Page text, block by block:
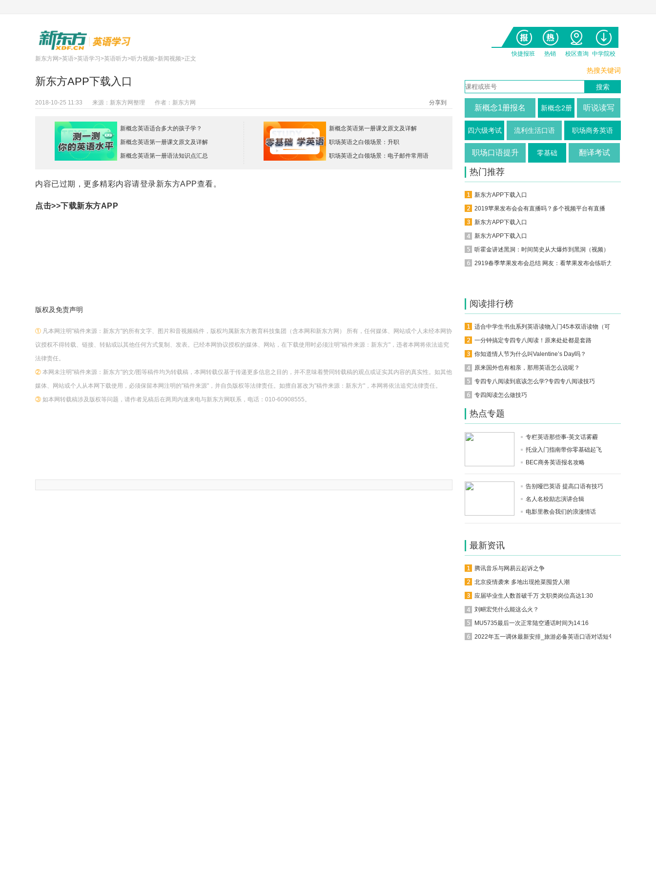
快捷报班 热销 校区查询 中学院校
新东方网>英语>英语学习 >英语听力>听力视频>新闻视频>正文
新东方APP下载入口
2018-10-25 11:33 来源： 新东方网整理 作者： 新东方网 分享到
新概念英语适合多大的孩子学？
新概念英语第一册课文原文及详解
新概念英语第一册语法知识点汇总
新概念英语第一册课文原文及详解
职场英语之白领场景：升职
职场英语之白领场景：电子邮件常用语
内容已过期，更多精彩内容请登录新东方APP查看。
点击>>下载新东方APP
版权及免责声明
① 凡本网注明"稿件来源：新东方"的所有文字、图片和音视频稿件，版权均属新东方教育科技集团（含本网和新东方网） 所有，任何媒体、网站或个人未经本网协
议授权不得转载、链接、转贴或以其他任何方式复制、发表。已经本网协议授权的媒体、网站，在下载使用时必须注明"稿件来源：新东方"，违者本网将依法追究
法律责任。
② 本网未注明"稿件来源：新东方"的文/图等稿件均为转载稿，本网转载仅基于传递更多信息之目的，并不意味着赞同转载稿的观点或证实其内容的真实性。如其他
媒体、网站或个人从本网下载使用，必须保留本网注明的"稿件来源"，并自负版权等法律责任。如擅自篡改为"稿件来源：新东方"，本网将依法追究法律责任。
③ 如本网转载稿涉及版权等问题，请作者见稿后在两周内速来电与新东方网联系，电话：010-60908555。
热搜关键词
新概念1册报名 新概念2册 听说读写
四六级考试 流利生活口语 职场商务英语
职场口语提升 零基础 翻译考试
热门推荐
新东方APP下载入口
2019苹果发布会会有直播吗？多个视频平台有直播
新东方APP下载入口
新东方APP下载入口
听霍金讲述黑洞：时间简史从大爆炸到黑洞（视频）
2919春季苹果发布会总结 网友：看苹果发布会练听力！
阅读排行榜
一分钟搞定专四专八阅读！原来处处都是套路
你知道情人节为什么叫Valentine’s Day吗？
原来国外也有相亲，那用英语怎么说呢？
专四专八阅读到底该怎么学?专四专八阅读技巧
专四阅读怎么做技巧
热点专题
专栏英语那些事-英文话雾霾
托业入门指南带你零基础起飞
BEC商务英语报名攻略
告别哑巴英语 提高口语有技巧
名人名校励志演讲合辑
电影里教会我们的浪漫情话
最新资讯
腾讯音乐与网易云起诉之争
北京疫情袭来 多地出现抢菜囤货人潮
应届毕业生人数首破千万 文职类岗位高达1:30
刘畊宏凭什么能这么火？
MU5735最后一次正常陆空通话时间为14:16
2022年五一调休最新安排_旅游必备英语口语对话短句